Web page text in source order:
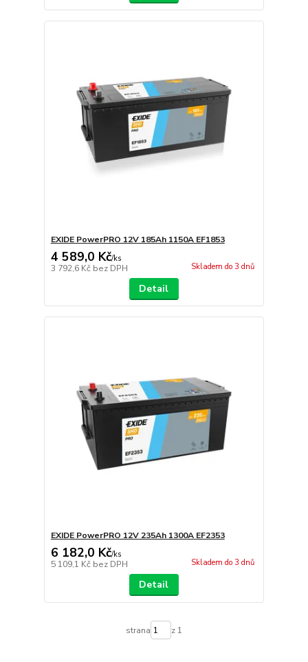
EXIDE PowerPRO 12V 185Ah 1150A EF1853
4 589,0 Kč/ks
3 792,6 Kč bez DPH Skladem do 3 dnů
Detail
EXIDE PowerPRO 12V 235Ah 1300A EF2353
6 182,0 Kč/ks
5 109,1 Kč bez DPH Skladem do 3 dnů
Detail
strana z 1